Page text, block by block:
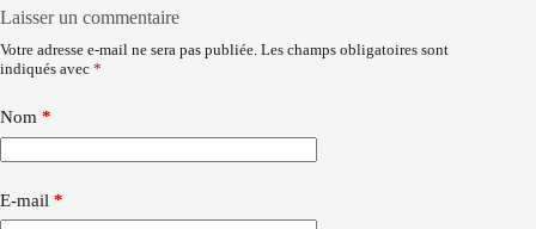
Laisser un commentaire
Votre adresse e-mail ne sera pas publiée. Les champs obligatoires sont
indiqués avec *
Nom *
E-mail *